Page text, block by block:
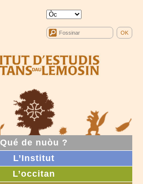
Qué de nuòu ?
L’Institut
L’occitan